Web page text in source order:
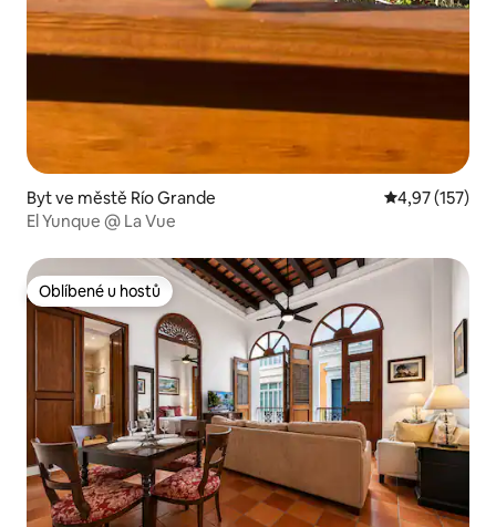
Byt ve městě Río Grande Průměrné
4,97 (157)
El Yunque @ La Vue
Oblíbené u hostů
Oblíbené u hostů